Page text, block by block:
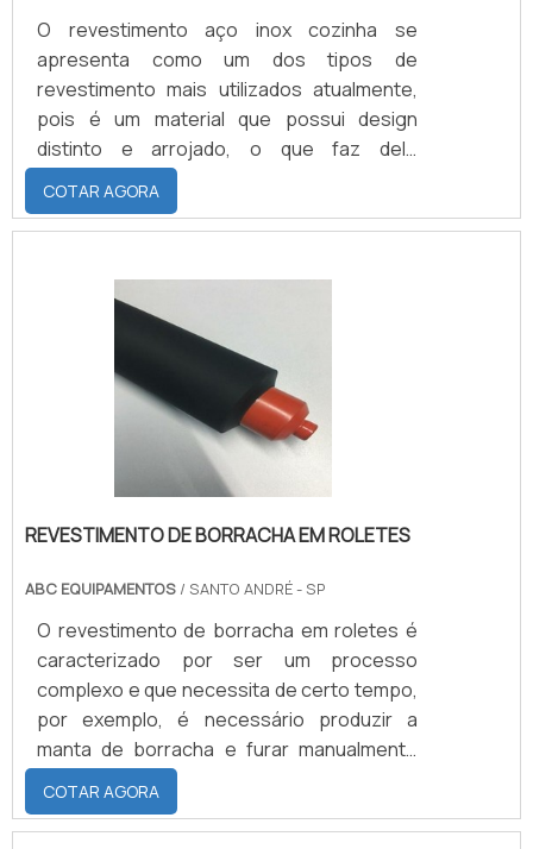
O revestimento aço inox cozinha se
apresenta como um dos tipos de
revestimento mais utilizados atualmente,
pois é um material que possui design
distinto e arrojado, o que faz dele
adequado a todo tipo de ambiente como
uma cozinha residencial, por exemplo. Além
de seu design inovador, o revestimento de
vantagens, conheça algumas delas a
Limpeza; Custo-benefício.Informações
técnicasO revestimento de aço inox possui
COTAR AGORA
REVESTIMENTO DE BORRACHA EM ROLETES
ABC EQUIPAMENTOS / SANTO ANDRÉ - SP
O revestimento de borracha em roletes é
caracterizado por ser um processo
complexo e que necessita de certo tempo,
por exemplo, é necessário produzir a
manta de borracha e furar manualmente
todas as bolhas que podem ter nessa
manta, revestir o cilindro com essa manta,
enfaixar, vulcanizar e por fim retificar o
COTAR AGORA